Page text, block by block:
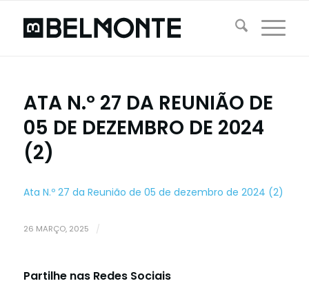
ATA N.º 27 DA REUNIÃO DE
05 DE DEZEMBRO DE 2024
(2)
Ata N.º 27 da Reunião de 05 de dezembro de 2024 (2)
26 MARÇO, 2025 /
Partilhe nas Redes Sociais